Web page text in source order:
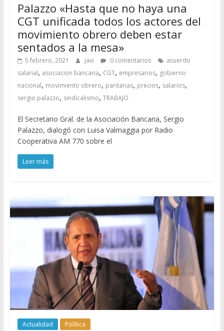
Palazzo «Hasta que no haya una
CGT unificada todos los actores del
movimiento obrero deben estar
sentados a la mesa»
5 febrero, 2021 javi 0 comentarios
acuerdo
salarial, asociacion bancaria, CGT, empresarios, gobierno
nacional, movimiento obrero, paritarias, precios, salarios,
sergio palazzo, sindicalismo, TRABAJO
El Secretario Gral. de la Asociación Bancaria, Sergio
Palazzo, dialogó con Luisa Valmaggia por Radio
Cooperativa AM 770 sobre el
Leer más
Actualidad Política